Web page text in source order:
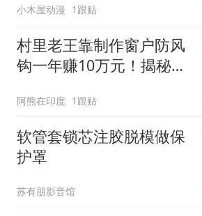
小木屋动漫 1跟贴
村里老王靠制作窗户防风
钩一年赚10万元！揭秘其
阿熊在印度 1跟贴
软管套锁芯注胶脱模做保
护罩
苏有朋影音馆